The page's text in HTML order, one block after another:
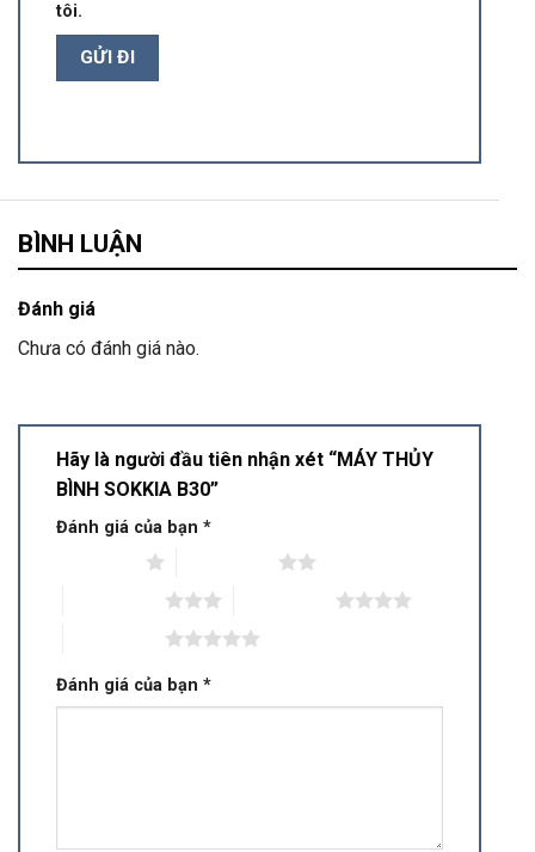
tôi.
BÌNH LUẬN
Đánh giá
Chưa có đánh giá nào.
Hãy là người đầu tiên nhận xét “MÁY THỦY
BÌNH SOKKIA B30”
Đánh giá của bạn *
Đánh giá của bạn *